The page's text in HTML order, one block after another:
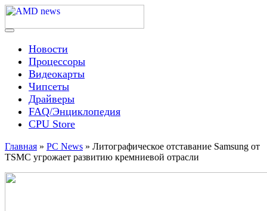
Skip
content
AMD news
Menu
Новости
Процессоры
Видеокарты
Чипсеты
Драйверы
FAQ/Энциклопедия
CPU Store
Главная » PC News » Литографическое отставание Samsung от
TSMC угрожает развитию кремниевой отрасли